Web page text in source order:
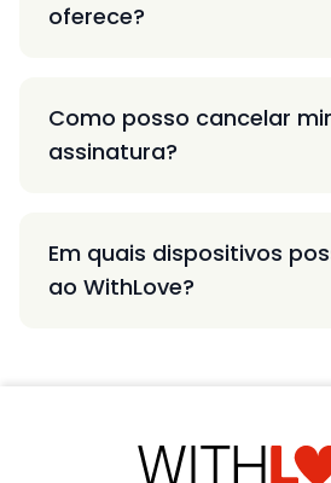
oferece?
Como posso cancelar
assinatura?
Em quais dispositivos
ao WithLove?